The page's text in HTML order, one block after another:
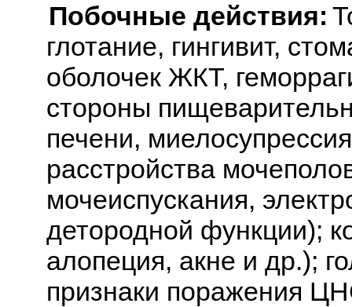
Побочные действия:
глотание, гингивит,
оболочек ЖКТ,
стороны
печени,
расстройства
мочеиспускания,
детородной функции);
алопеция, акне и др.);
признаки поражения